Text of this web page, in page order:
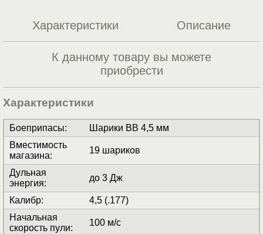
Характеристики Описание
К данному товару вы можете
приобрести
Характеристики
Боеприпасы:
Шарики BB 4,5 мм
Вместимость
магазина:
19 шариков
Дульная
энергия:
до 3 Дж
Калибр:
4,5 (.177)
Начальная
скорость пули:
100 м/с